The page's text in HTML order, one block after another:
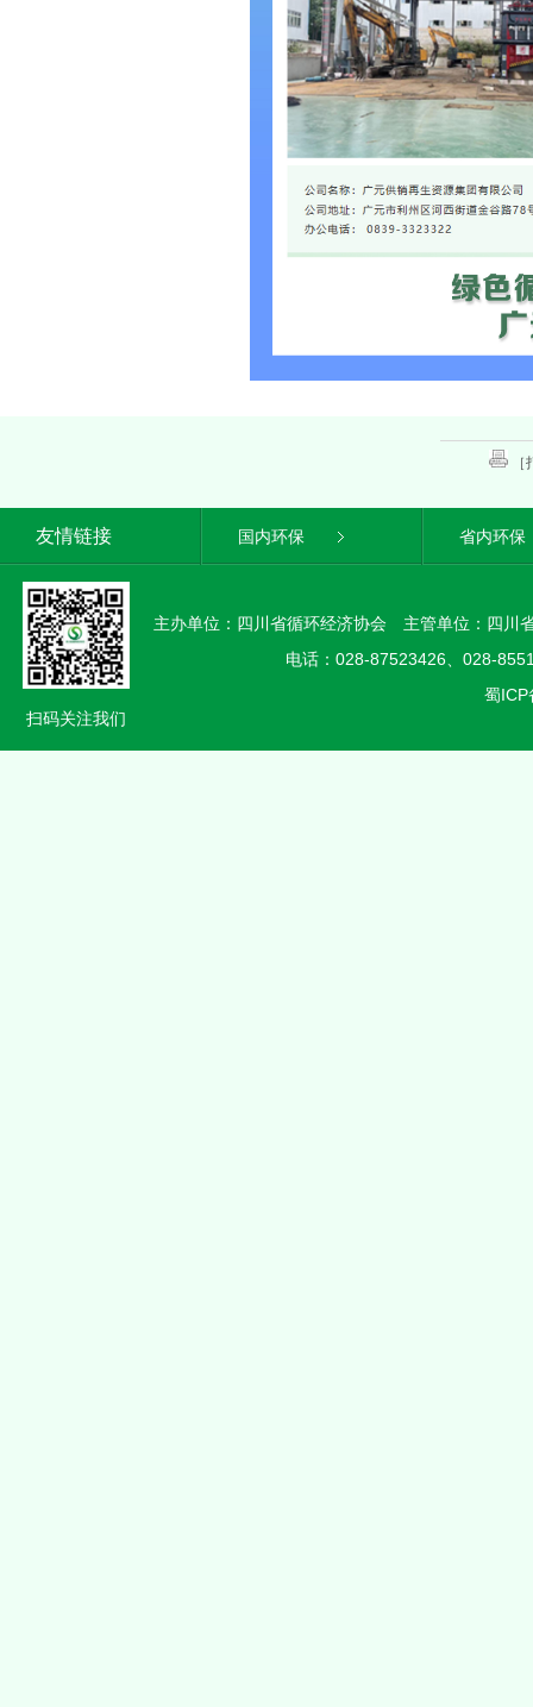
［
友情链接 国内环保 省内环保
扫码关注我们
主办单位：四川省循环经济协会 主管单位：四
电话：028-87523426、028-
蜀